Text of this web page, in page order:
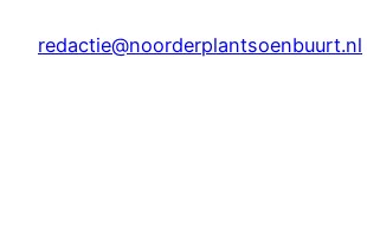
redactie@noorderplantsoenbuurt.nl